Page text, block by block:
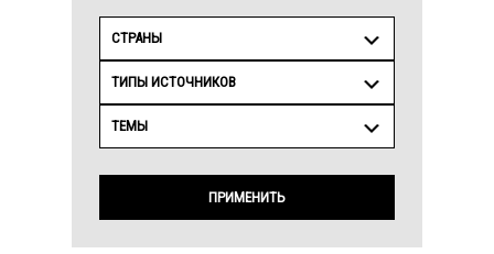
СТРАНЫ
ТИПЫ ИСТОЧНИКОВ
ТЕМЫ
ПРИМЕНИТЬ